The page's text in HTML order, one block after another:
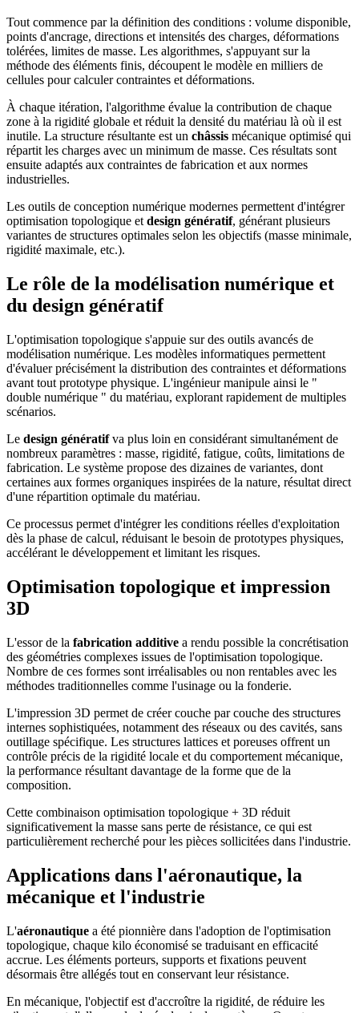
Tout commence par la définition des conditions : volume disponible,
points d'ancrage, directions et intensités des charges, déformations
tolérées, limites de masse. Les algorithmes, s'appuyant sur la
méthode des éléments finis, découpent le modèle en milliers de
cellules pour calculer contraintes et déformations.
À chaque itération, l'algorithme évalue la contribution de chaque
zone à la rigidité globale et réduit la densité du matériau là où il est
inutile. La structure résultante est un châssis mécanique optimisé qui
répartit les charges avec un minimum de masse. Ces résultats sont
ensuite adaptés aux contraintes de fabrication et aux normes
industrielles.
Les outils de conception numérique modernes permettent d'intégrer
optimisation topologique et design génératif, générant plusieurs
variantes de structures optimales selon les objectifs (masse minimale,
rigidité maximale, etc.).
Le rôle de la modélisation numérique et
du design génératif
L'optimisation topologique s'appuie sur des outils avancés de
modélisation numérique. Les modèles informatiques permettent
d'évaluer précisément la distribution des contraintes et déformations
avant tout prototype physique. L'ingénieur manipule ainsi le "
double numérique " du matériau, explorant rapidement de multiples
scénarios.
Le design génératifva plus loin en considérant simultanément de
nombreux paramètres : masse, rigidité, fatigue, coûts, limitations de
fabrication. Le système propose des dizaines de variantes, dont
certaines aux formes organiques inspirées de la nature, résultat direct
d'une répartition optimale du matériau.
Ce processus permet d'intégrer les conditions réelles d'exploitation
dès la phase de calcul, réduisant le besoin de prototypes physiques,
accélérant le développement et limitant les risques.
Optimisation topologique et impression
3D
L'essor de la fabrication additive a rendu possible la concrétisation
des géométries complexes issues de l'optimisation topologique.
Nombre de ces formes sont irréalisables ou non rentables avec les
méthodes traditionnelles comme l'usinage ou la fonderie.
L'impression 3D permet de créer couche par couche des structures
internes sophistiquées, notamment des réseaux ou des cavités, sans
outillage spécifique. Les structures lattices et poreuses offrent un
contrôle précis de la rigidité locale et du comportement mécanique,
la performance résultant davantage de la forme que de la
composition.
Cette combinaison optimisation topologique + 3D réduit
significativement la masse sans perte de résistance, ce qui est
particulièrement recherché pour les pièces sollicitées dans l'industrie.
Applications dans l'aéronautique, la
mécanique et l'industrie
L'aéronautique a été pionnière dans l'adoption de l'optimisation
topologique, chaque kilo économisé se traduisant en efficacité
accrue. Les éléments porteurs, supports et fixations peuvent
désormais être allégés tout en conservant leur résistance.
En mécanique, l'objectif est d'accroître la rigidité, de réduire les